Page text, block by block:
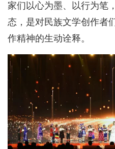
家们以心为墨、以行为笔
态，是对民族文学创作者
作精神的生动诠释。